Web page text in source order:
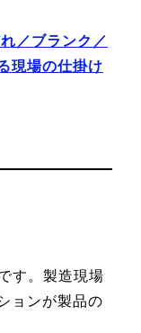
／ブランク／
現場の仕掛け
す。製造現場
ョンが製品の